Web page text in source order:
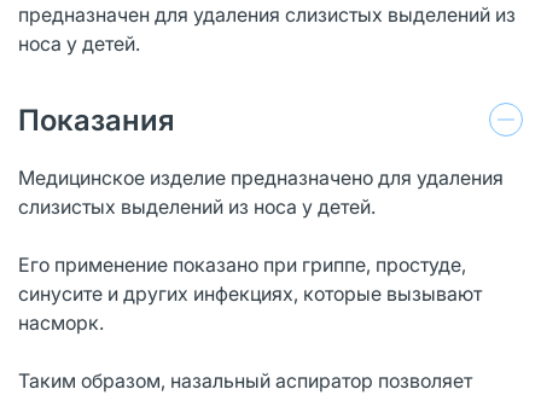
предназначен для удаления слизистых выделений из
носа у детей.
Показания
Медицинское изделие предназначено для удаления
слизистых выделений из носа у детей.
Его применение показано при гриппе, простуде,
синусите и других инфекциях, которые вызывают
насморк.
Таким образом, назальный аспиратор позволяет